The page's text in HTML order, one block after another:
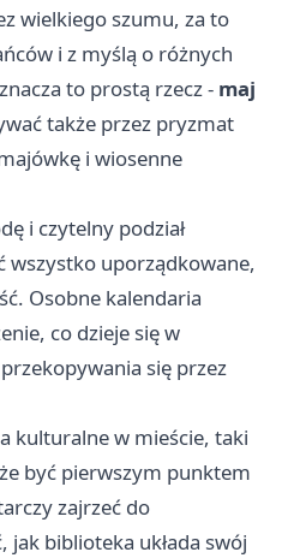
wielkiego szumu, za to
i z myślą o różnych
to prostą rzecz - maj
także przez pryzmat
i wiosenne
i czytelny podział
wszystko uporządkowane,
Osobne kalendaria
co dzieje się w
się przez
kulturalne w mieście, taki
być pierwszym punktem
zajrzeć do
biblioteka układa swój